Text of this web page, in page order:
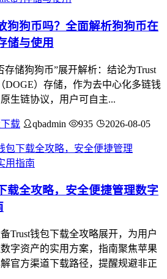
狗狗币吗？全面解析狗狗币在
储与使用
存储狗狗币”展开解析：结论为Trust
DOGE）存储，作为去中心化多链钱
生链协议，用户可自主...
载 qbadmin 935 2026-08-05
载全攻略，安全便捷管理数字
Trust钱包下载全攻略展开，为用户
字资产的实用方案，指南聚焦苹果
官方渠道下载路径，提醒规避非正